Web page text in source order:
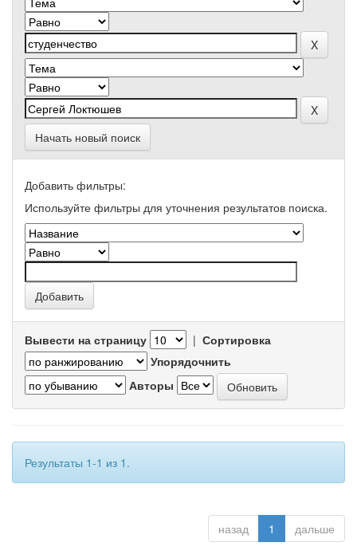
Начать новый поиск
Добавить фильтры:
Используйте фильтры для уточнения результатов поиска.
Вывести на страницу | Сортировка
Упорядочнить
Авторы
Результаты 1-1 из 1.
назад 1 дальше